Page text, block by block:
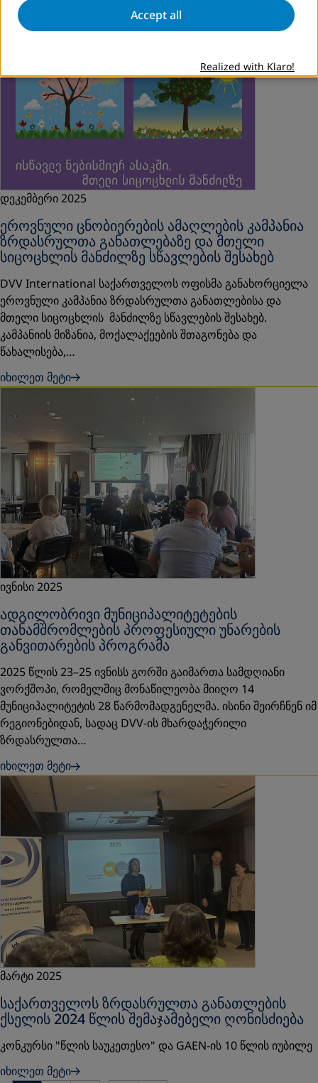
დეკემბერი 2025
ეროვნული ცნობიერების ამაღლების კამპანია
ზრდასრულთა განათლებაზე და მთელი
სიცოცხლის მანძილზე სწავლების შესახებ
DVV International საქართველოს ოფისმა განახორციელა
ეროვნული კამპანია ზრდასრულთა განათლებისა და
მთელი სიცოცხლის მანძილზე სწავლების შესახებ.
კამპანიის მიზანია, მოქალაქეების შთაგონება და
წახალისება,…
იხილეთ მეტი
ივნისი 2025
ადგილობრივი მუნიციპალიტეტების
თანამშრომლების პროფესიული უნარების
განვითარების პროგრამა
2025 წლის 23–25 ივნისს გორში გაიმართა სამდღიანი
ვორქშოპი, რომელშიც მონაწილეობა მიიღო 14
მუნიციპალიტეტის 28 წარმომადგენელმა. ისინი შეირჩნენ იმ
რეგიონებიდან, სადაც DVV-ის მხარდაჭერილი
ზრდასრულთა…
იხილეთ მეტი
მარტი 2025
საქართველოს ზრდასრულთა განათლების
ქსელის 2024 წლის შემაჯამებელი ღონისძიება
კონკურსი "წლის საუკეთესო" და GAEN-ის 10 წლის იუბილე
იხილეთ მეტი
Accept all
Realized with Klaro!